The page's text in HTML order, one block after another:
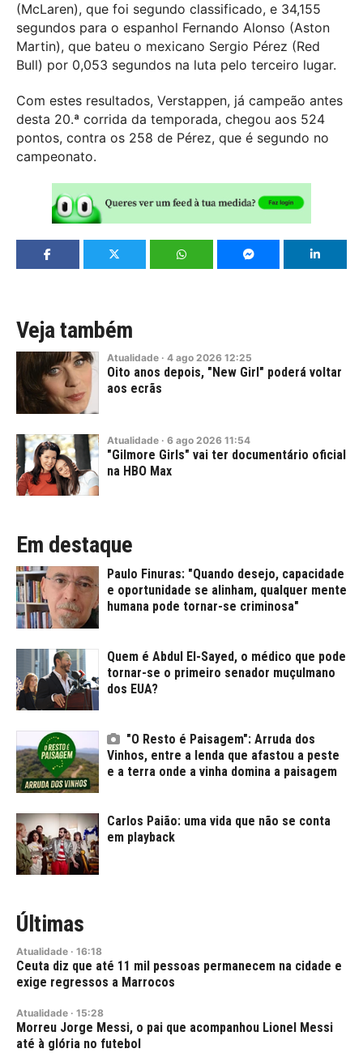
(McLaren), que foi segundo classificado, e 34,155
segundos para o espanhol Fernando Alonso (Aston
Martin), que bateu o mexicano Sergio Pérez (Red
Bull) por 0,053 segundos na luta pelo terceiro lugar.
Com estes resultados, Verstappen, já campeão antes
desta 20.ª corrida da temporada, chegou aos 524
pontos, contra os 258 de Pérez, que é segundo no
campeonato.
Veja também
Atualidade · 4 ago 2026 12:25
Oito anos depois, "New Girl" poderá voltar
aos ecrãs
Atualidade · 6 ago 2026 11:54
"Gilmore Girls" vai ter documentário oficial
na HBO Max
Em destaque
Paulo Finuras: "Quando desejo, capacidade
e oportunidade se alinham, qualquer mente
humana pode tornar-se criminosa"
Quem é Abdul El-Sayed, o médico que pode
tornar-se o primeiro senador muçulmano
dos EUA?
"O Resto é Paisagem": Arruda dos
Vinhos, entre a lenda que afastou a peste
e a terra onde a vinha domina a paisagem
Carlos Paião: uma vida que não se conta
em playback
Últimas
Atualidade · 16:18
Ceuta diz que até 11 mil pessoas permanecem na cidade e
exige regressos a Marrocos
Atualidade · 15:28
Morreu Jorge Messi, o pai que acompanhou Lionel Messi
até à glória no futebol